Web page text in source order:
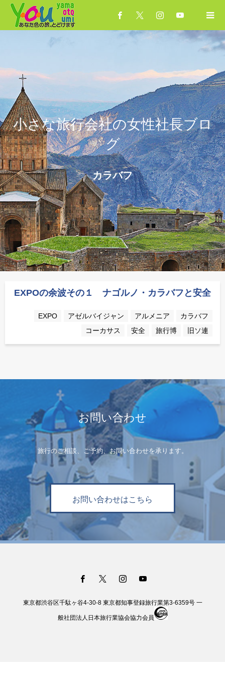
小さな旅行会社の女性社長ブロ
グ
カラバフ
EXPOの余波その１ ナゴルノ・カラバフと安全
EXPO アゼルバイジャン アルメニア
カラバフ
コーカサス
安全 旅行博 旧ソ連
お問い合わせ
旅行のご相談、ご予約、お問い合わせを承ります。
お問い合わせはこちら
東京都渋谷区千駄ヶ谷4-30-8 東京都知事登録旅行業第3-6359号 一
般社団法人日本旅行業協会協力会員